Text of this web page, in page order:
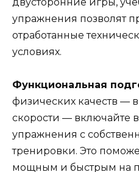
упражнения позволят
отработанные
условиях.
Функциональная
физических качеств —
скорости — включайте
упражнения с
тренировки. Это
мощным и быстрым на